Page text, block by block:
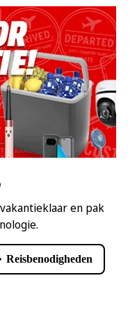
en pak
Reisbenodigheden